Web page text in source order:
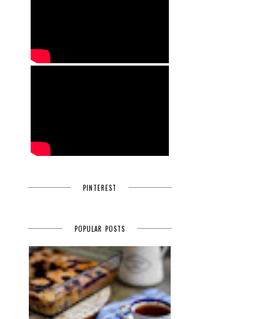
PINTEREST
POPULAR POSTS